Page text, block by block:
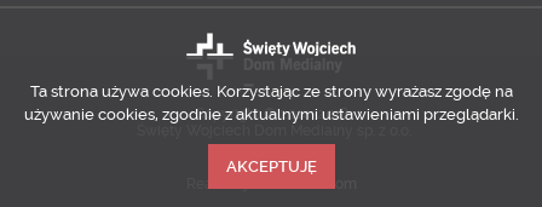
Copyright © 2014-2018
Ta strona używa cookies. Korzystając ze strony wyrażasz zgodę na
używanie cookies, zgodnie z aktualnymi ustawieniami przeglądarki.
AKCEPTUJĘ